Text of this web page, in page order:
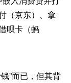
（京东）、拿
呗卡（蚂
”而已，但其背